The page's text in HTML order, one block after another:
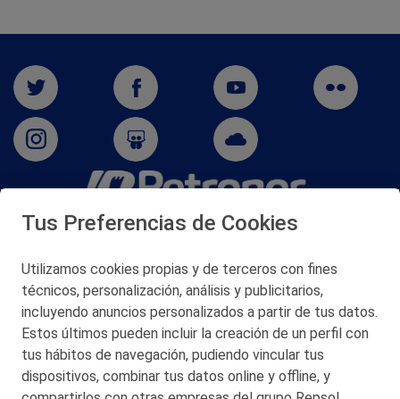
San Martín 5-Edificio Muñatones,
© 2026 Petronor S.A.
CONTACTO
Tus Preferencias de Cookies
Utilizamos cookies propias y de terceros con fines
técnicos, personalización, análisis y publicitarios,
incluyendo anuncios personalizados a partir de tus datos.
Estos últimos pueden incluir la creación de un perfil con
tus hábitos de navegación, pudiendo vincular tus
dispositivos, combinar tus datos online y offline, y